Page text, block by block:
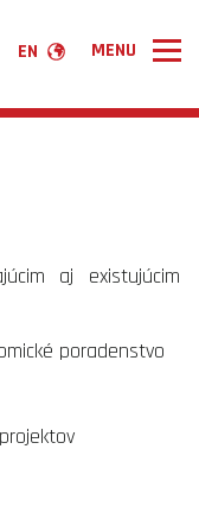
EN
aj existujúcim
poradenstvo